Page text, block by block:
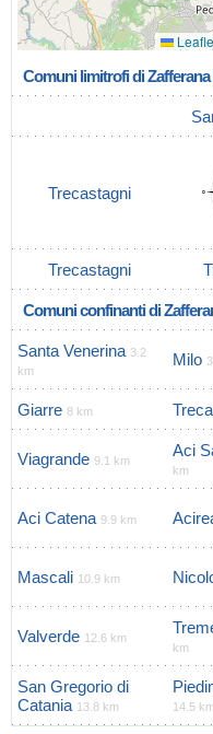
Comuni limitrofi di Zafferana
Trecastagni
Trecastagni
Comuni confinanti di
Santa Venerina 3.2
km
Milo
Giarre 8 km
Viagrande 9.1 km
Aci
km
Aci Catena 9.9 km
Mascali 10.9 km
Valverde 12.6 km
km
San Gregorio di
Catania 13.8 km 14.5 km